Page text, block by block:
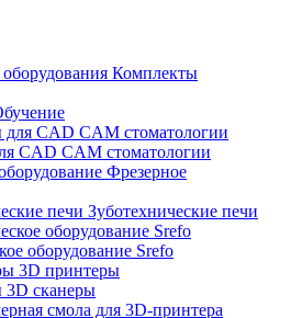
Комплекты
CAD CAM стоматологии
Фрезерное
Зуботехнические печи
оборудование Srefo
3D принтеры
3D сканеры